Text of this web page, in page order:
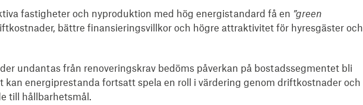
fastigheter och nyproduktion med hög energistandard få en ”green
bättre finansieringsvillkor och högre attraktivitet för hyresgäster och
undantas från renoveringskrav bedöms påverkan på bostadssegmentet bli
kan energiprestanda fortsatt spela en roll i värdering genom driftkostnader och
till hållbarhetsmål.